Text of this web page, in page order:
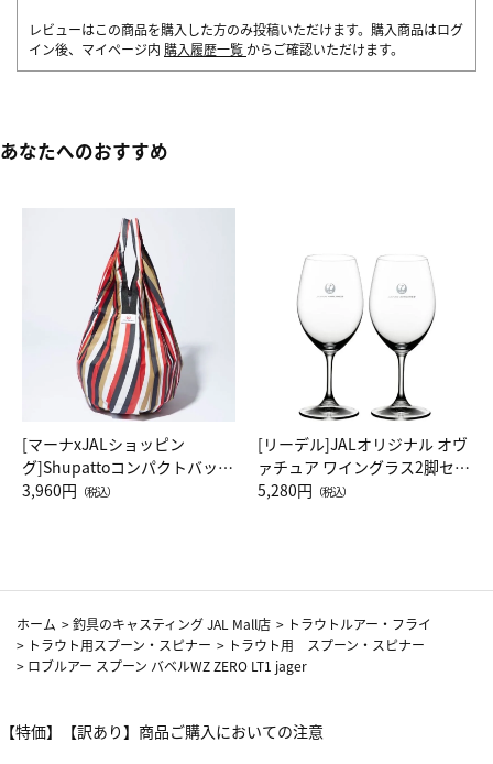
レビューはこの商品を購入した方のみ投稿いただけます。購入商品はログ
イン後、マイページ内 購入履歴一覧 からご確認いただけます。
あなたへのおすすめ
[マーナxJALショッピン
グ]Shupattoコンパクトバッグ
Drop JAL客室乗務員（LC）ス
3,960円 （税込）
[リーデル]JALオリジナル オヴ
ァチュア ワイングラス2脚セッ
ト（レッドワイン）
5,280円 （税込）
ホーム >釣具のキャスティング JAL Mall店 > トラウトルアー・フライ
> トラウト用スプーン・スピナー > トラウト用 スプーン・スピナー
> ロブルアー スプーン バベルWZ ZERO LT1 jager
【特価】【訳あり】商品ご購入においての注意